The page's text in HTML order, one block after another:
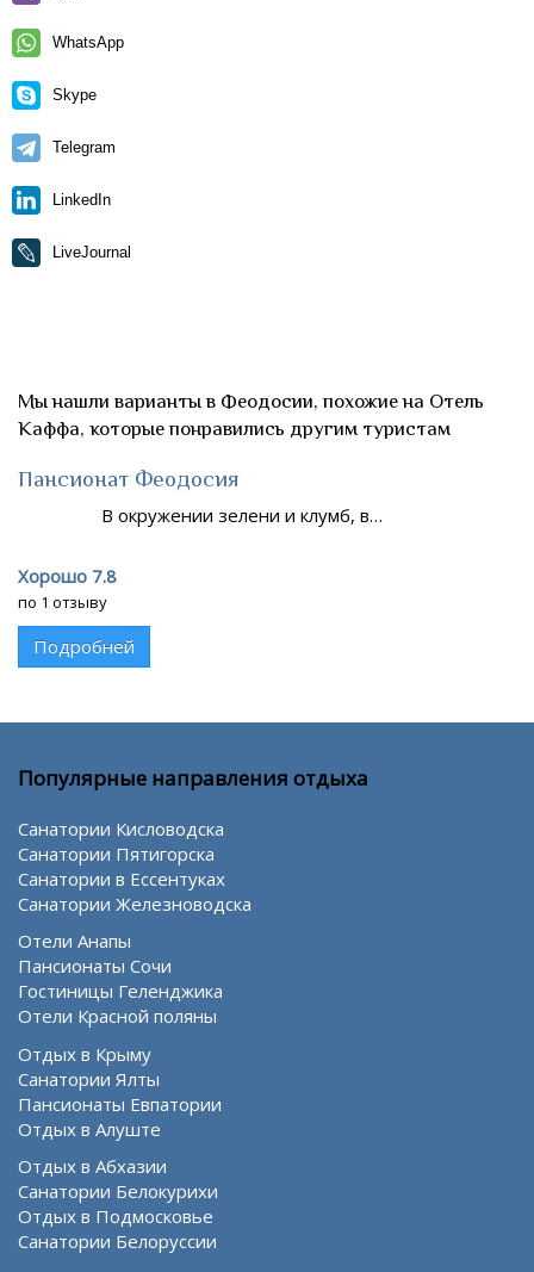
WhatsApp
Skype
Telegram
LinkedIn
LiveJournal
Мы нашли варианты в Феодосии, похожие на Отель
Каффа, которые понравились другим туристам
Пансионат Феодосия
В окружении зелени и клумб, в…
Хорошо 7.8
по 1 отзыву
Подробней
Популярные направления отдыха
Санатории Кисловодска
Санатории Пятигорска
Санатории в Ессентуках
Санатории Железноводска
Отели Анапы
Пансионаты Сочи
Гостиницы Геленджика
Отели Красной поляны
Отдых в Крыму
Санатории Ялты
Пансионаты Евпатории
Отдых в Алуште
Отдых в Абхазии
Санатории Белокурихи
Отдых в Подмосковье
Санатории Белоруссии